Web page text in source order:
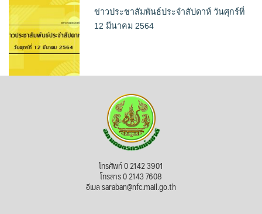
ข่าวประชาสัมพันธ์ประจำสัปดาห์ วันศุกร์ที่
12 มีนาคม 2564
โทรศัพท์ 0 2142 3901
โทรสาร 0 2143 7608
อีเมล saraban@nfc.mail.go.th